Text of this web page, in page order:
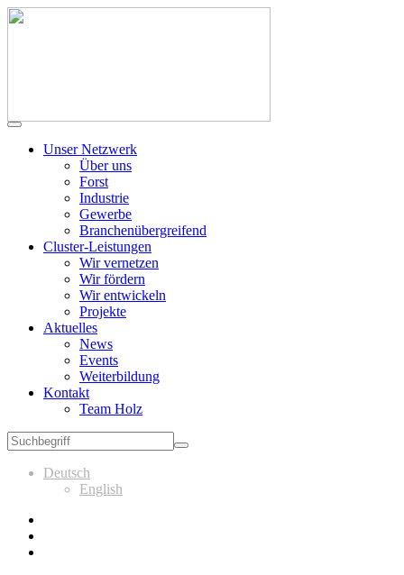
Unser Netzwerk
Über uns
Forst
Industrie
Gewerbe
Branchenübergreifend
Cluster-Leistungen
Wir vernetzen
Wir fördern
Wir entwickeln
Projekte
Aktuelles
News
Events
Weiterbildung
Kontakt
Team Holz
Deutsch
English